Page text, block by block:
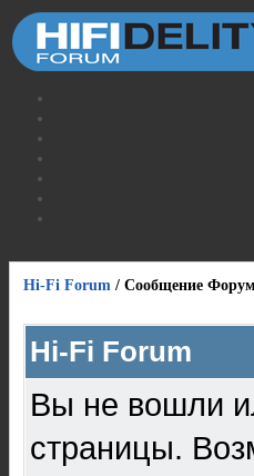
Hi-Fi Forum / Сообщение
Hi-Fi Forum
Вы не вошли
страницы.